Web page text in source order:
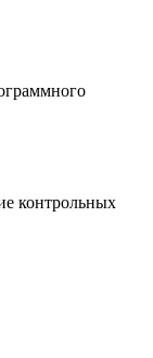
контрольных